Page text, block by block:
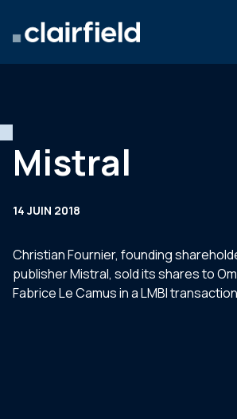
Actualités
Contact
Mistral
14 JUIN 2018
Christian Fournier, founding
publisher Mistral, sold its shares to
Fabrice Le Camus in a LMBI